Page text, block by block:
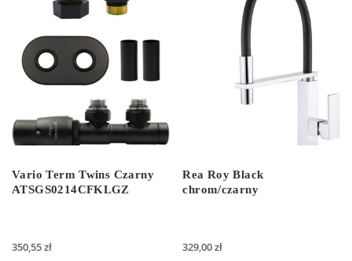
Vario Term Twins Czarny
ATSGS0214CFKLGZ
350,55zł
Rea Roy Black
chrom/czarny
329,00zł